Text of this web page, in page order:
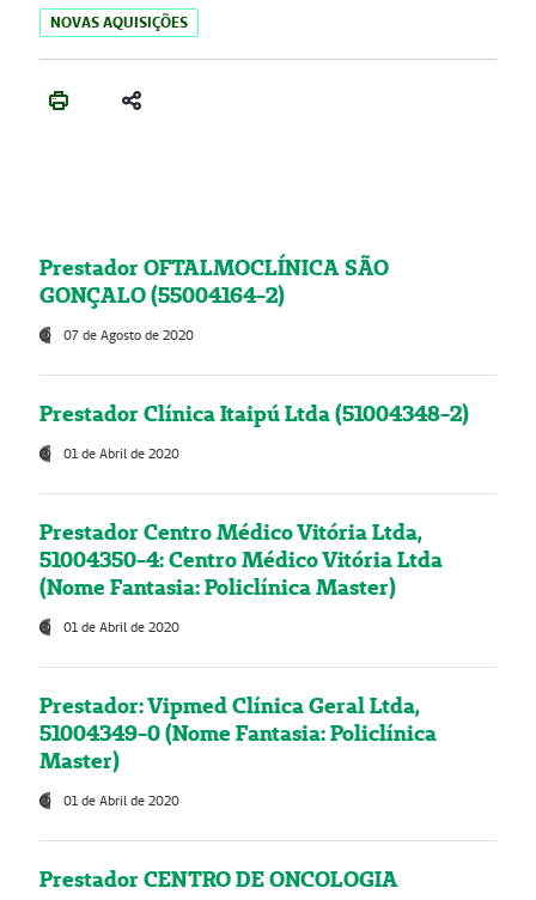
NOVAS AQUISIÇÕES
Prestador OFTALMOCLÍNICA SÃO
GONÇALO (55004164-2)
07 de Agosto de 2020
Prestador Clínica Itaipú Ltda (51004348-2)
01 de Abril de 2020
Prestador Centro Médico Vitória Ltda,
51004350-4: Centro Médico Vitória Ltda
(Nome Fantasia: Policlínica Master)
01 de Abril de 2020
Prestador: Vipmed Clínica Geral Ltda,
51004349-0 (Nome Fantasia: Policlínica
Master)
01 de Abril de 2020
Prestador CENTRO DE ONCOLOGIA